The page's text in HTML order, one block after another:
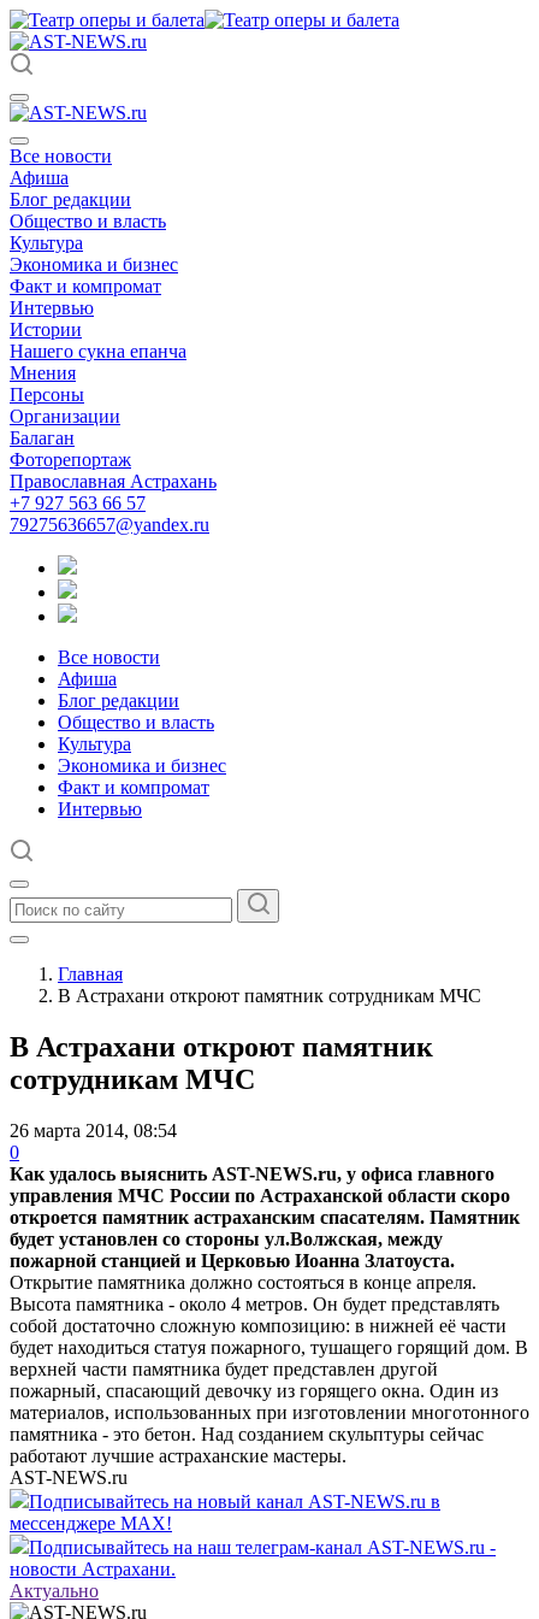
Все новости
Афиша
Блог редакции
Общество и власть
Культура
Экономика и бизнес
Факт и компромат
Интервью
Истории
Нашего сукна епанча
Мнения
Персоны
Организации
Балаган
Фоторепортаж
Православная Астрахань
+7 927 563 66 57
79275636657@yandex.ru
Все новости
Афиша
Блог редакции
Общество и власть
Культура
Экономика и бизнес
Факт и компромат
Интервью
Главная
В Астрахани откроют памятник сотрудникам МЧС
В Астрахани откроют памятник
сотрудникам МЧС
26 марта 2014, 08:54
0
Как удалось выяснить AST-NEWS.ru, у офиса главного
управления МЧС России по Астраханской области скоро
откроется памятник астраханским спасателям. Памятник
будет установлен со стороны ул.Волжская, между
пожарной станцией и Церковью Иоанна Златоуста.
Открытие памятника должно состояться в конце апреля.
Высота памятника - около 4 метров. Он будет представлять
собой достаточно сложную композицию: в нижней её части
будет находиться статуя пожарного, тушащего горящий дом. В
верхней части памятника будет представлен другой
пожарный, спасающий девочку из горящего окна. Один из
материалов, использованных при изготовлении многотонного
памятника - это бетон. Над созданием скульптуры сейчас
работают лучшие астраханские мастеры.
AST-NEWS.ru
Подписывайтесь на новый канал AST-NEWS.ru в
мессенджере MAX!
Подписывайтесь на наш телеграм-канал AST-NEWS.ru -
новости Астрахани.
Актуально